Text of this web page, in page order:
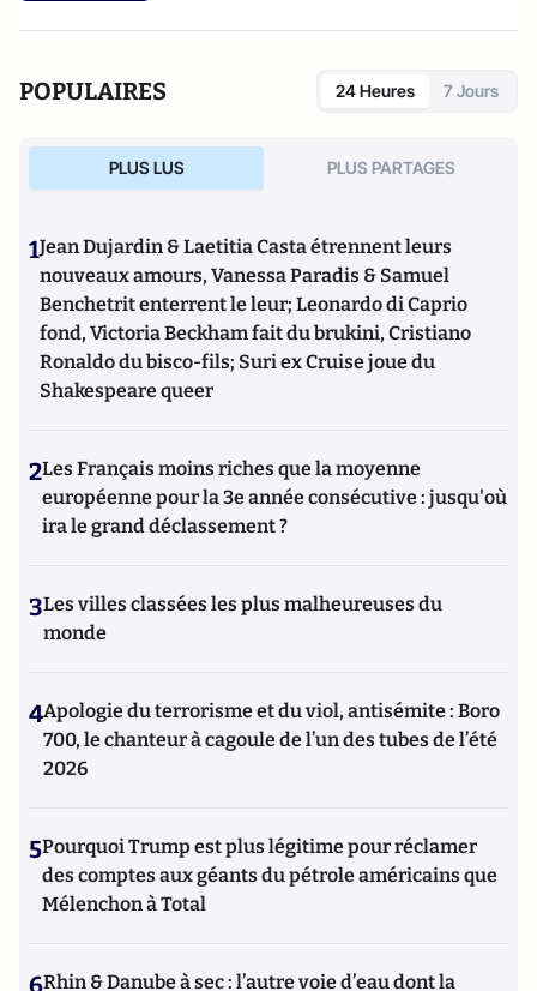
POPULAIRES 24 Heures 7 Jours
PLUS LUS PLUS PARTAGES
1Jean Dujardin & Laetitia Casta étrennent leurs
nouveaux amours, Vanessa Paradis & Samuel
Benchetrit enterrent le leur; Leonardo di Caprio
fond, Victoria Beckham fait du brukini, Cristiano
Ronaldo du bisco-fils; Suri ex Cruise joue du
Shakespeare queer
2Les Français moins riches que la moyenne
européenne pour la 3e année consécutive : jusqu'où
ira le grand déclassement ?
3Les villes classées les plus malheureuses du
monde
4Apologie du terrorisme et du viol, antisémite : Boro
700, le chanteur à cagoule de l’un des tubes de l’été
2026
5Pourquoi Trump est plus légitime pour réclamer
des comptes aux géants du pétrole américains que
Mélenchon à Total
6Rhin & Danube à sec : l’autre voie d’eau dont la